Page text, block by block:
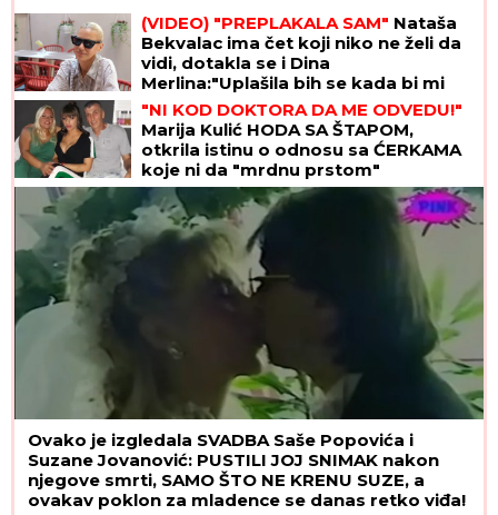
(VIDEO) "PREPLAKALA SAM" Nataša
Bekvalac ima čet koji niko ne želi da
vidi, dotakla se i Dina
Merlina:"Uplašila bih se kada bi mi
neko ukrao telefon"
"NI KOD DOKTORA DA ME ODVEDU!"
Marija Kulić HODA SA ŠTAPOM,
otkrila istinu o odnosu sa ĆERKAMA
koje ni da "mrdnu prstom"
Ovako je izgledala SVADBA Saše Popovića i
Suzane Jovanović: PUSTILI JOJ SNIMAK nakon
njegove smrti, SAMO ŠTO NE KRENU SUZE, a
ovakav poklon za mladence se danas retko viđa!